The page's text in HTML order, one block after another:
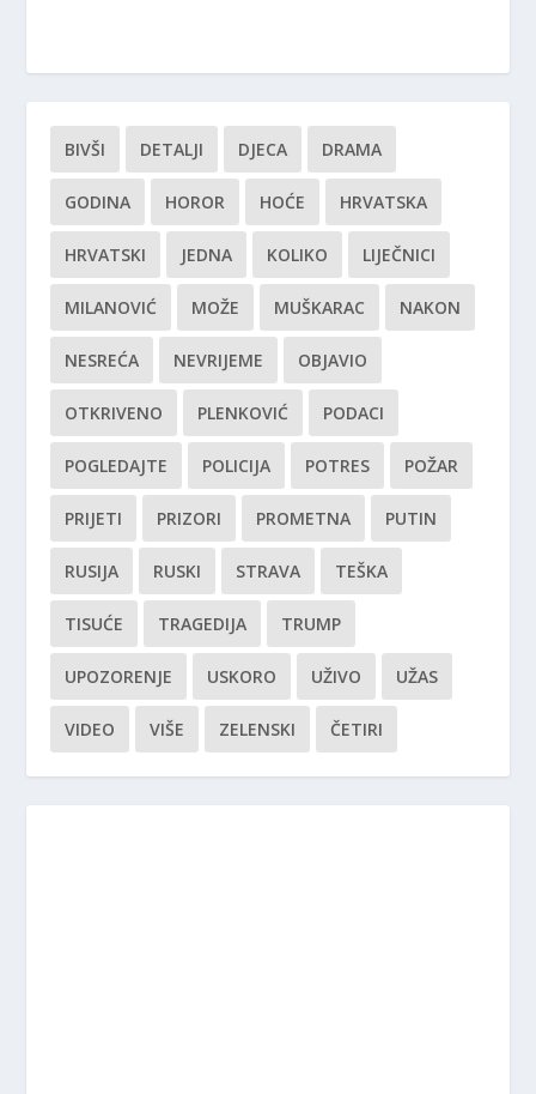
BIVŠI DETALJI DJECA DRAMA
GODINA HOROR HOĆE HRVATSKA
HRVATSKI JEDNA KOLIKO LIJEČNICI
MILANOVIĆ MOŽE MUŠKARAC NAKON
NESREĆA NEVRIJEME OBJAVIO
OTKRIVENO PLENKOVIĆ PODACI
POGLEDAJTE POLICIJA POTRES POŽAR
PRIJETI PRIZORI PROMETNA PUTIN
RUSIJA RUSKI STRAVA TEŠKA
TISUĆE TRAGEDIJA TRUMP
UPOZORENJE USKORO UŽIVO UŽAS
VIDEO VIŠE ZELENSKI ČETIRI